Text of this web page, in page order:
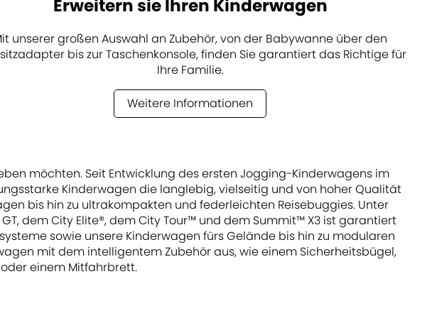
Erweitern sie Ihren Kinderwagen
unserer großen Auswahl an Zubehör, von der Babywanne über den
bis zur Taschenkonsole, finden Sie garantiert das Richtige für
Ihre Familie.
Weitere Informationen
möchten. Seit Entwicklung des ersten Jogging-Kinderwagens im
Kinderwagen die langlebig, vielseitig und von hoher Qualität
bis hin zu ultrakompakten und federleichten Reisebuggies. Unter
dem City Elite®, dem City Tour™ und dem Summit™ X3 ist garantiert
sowie unsere Kinderwagen fürs Gelände bis hin zu modularen
mit dem intelligentem Zubehör aus, wie einem Sicherheitsbügel,
einem Mitfahrbrett.